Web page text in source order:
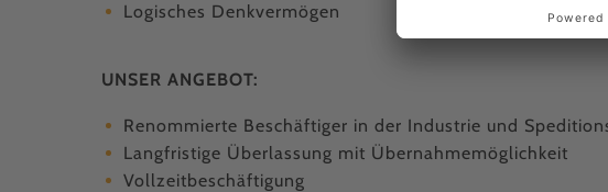
Logisches Denkvermögen
UNSER ANGEBOT:
Renommierte Beschäftiger in der Industrie und
Langfristige Überlassung mit Übernahmemöglichkeit
Vollzeitbeschäftigung